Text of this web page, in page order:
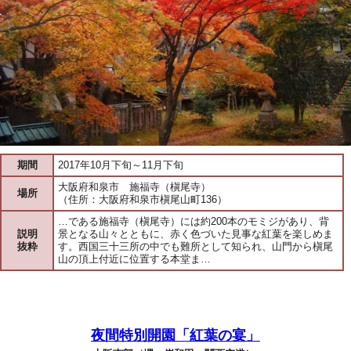
期間 2017年10月下旬～11月下旬
場所
大阪府和泉市 施福寺（槇尾寺）
（住所：大阪府和泉市槇尾山町136）
説明
抜粋
…である施福寺（槇尾寺）には約200本のモミジがあり、背
景となる山々とともに、赤く色づいた見事な紅葉を楽しめま
す。西国三十三所の中でも難所として知られ、山門から槇尾
山の頂上付近に位置する本堂ま…
夜間特別開園「紅葉の宴」